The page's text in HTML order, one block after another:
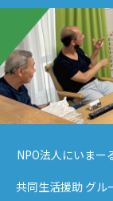
NPO法人にいまー
共同生活援助 グル